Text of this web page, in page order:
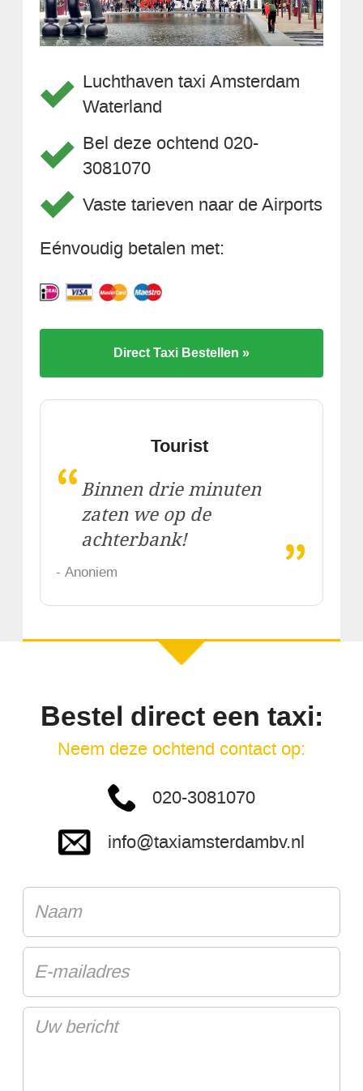
Luchthaven taxi Amsterdam
Waterland
Bel deze ochtend 020-
3081070
Vaste tarieven naar de Airports
Eénvoudig betalen met:
Direct Taxi Bestellen »
Tourist
“ Binnen drie minuten
zaten we op de
achterbank!
„
- Anoniem
Bestel direct een taxi:
Neem deze ochtend contact op:
020-3081070
info@taxiamsterdambv.nl